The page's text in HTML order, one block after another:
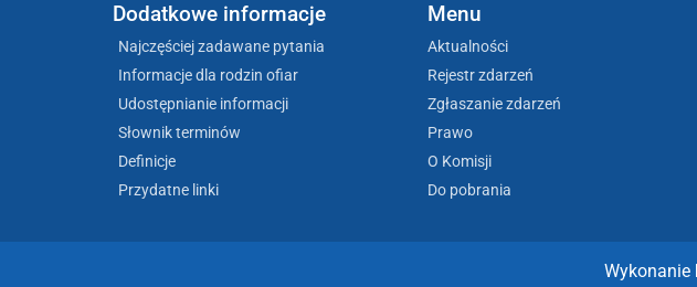
Dodatkowe informacje
Najczęściej zadawane pytania
Informacje dla rodzin ofiar
Udostępnianie informacji
Słownik terminów
Definicje
Przydatne linki
Menu
Aktualności
Rejestr zdarzeń
Zgłaszanie zdarzeń
Prawo
O Komisji
Do pobrania
Wykonanie